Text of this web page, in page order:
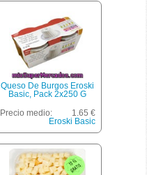
Queso De Burgos Eroski
Basic, Pack 2x250 G
Precio medio:
1.65 €
Eroski Basic